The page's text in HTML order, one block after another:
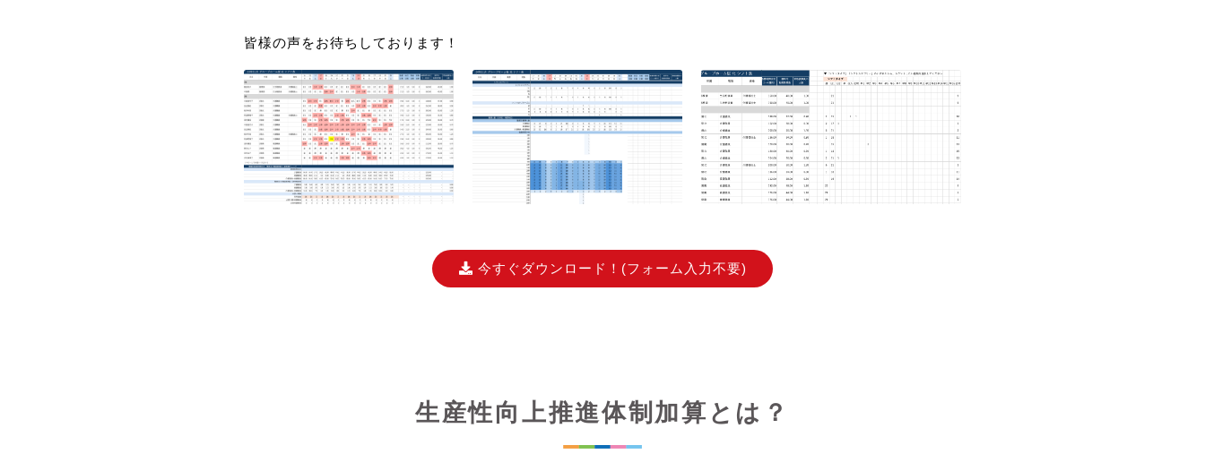
皆様の声をお待ちしております！
今すぐダウンロード！ (フォーム入力不要)
生産性向上推進体制加算とは？